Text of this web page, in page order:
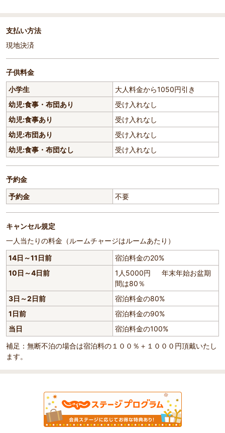
支払い方法
現地決済
子供料金
小学生
大人料金から1050円引き
幼児:食事・布団あり
受け入れなし
幼児:食事あり
受け入れなし
幼児:布団あり
受け入れなし
幼児:食事・布団なし
受け入れなし
予約金
予約金
不要
キャンセル規定
一人当たりの料金（ルームチャージはルームあたり）
14日～11日前
宿泊料金の20%
10日～4日前
1人5000円 年末年始お盆期
間は80％
3日～2日前
宿泊料金の80%
1日前
宿泊料金の90%
当日
宿泊料金の100%
補足：無断不泊の場合は宿泊料の１００％＋１０００円頂戴いたし
ます。